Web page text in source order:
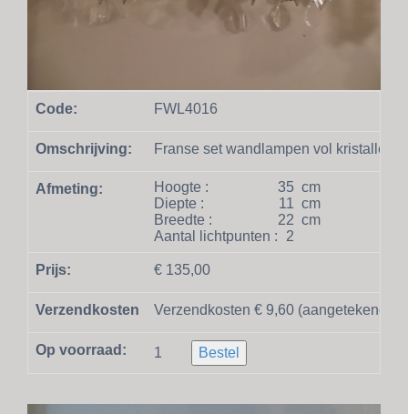
Code: FWL4016
Omschrijving: Franse set wandlampen vol kristallen
Afmeting: Hoogte : 35 cm
Diepte :
11 cm
Breedte :
22 cm
Aantal lichtpunten :
2
Prijs: € 135,00
Verzendkosten Verzendkosten € 9,60 (aangetekend
Op voorraad: 1 Bestel